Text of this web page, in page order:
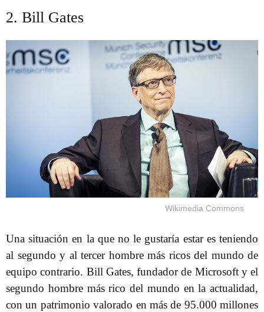
2. Bill Gates
Wikimedia Commons
Una situación en la que no le gustaría estar es teniendo
al segundo y al tercer hombre más ricos del mundo de
equipo contrario. Bill Gates, fundador de Microsoft y el
segundo hombre más rico del mundo en la actualidad,
con un patrimonio valorado en más de 95.000 millones